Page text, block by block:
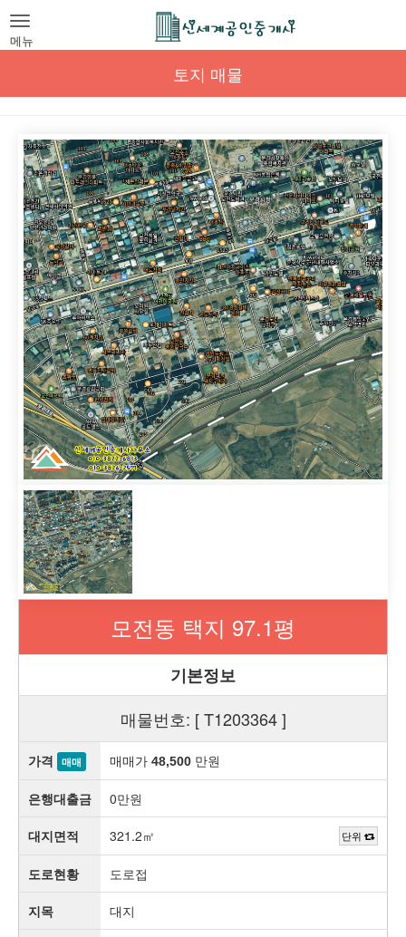
Toggle
navigation
메뉴
토지 매물
모전동 택지 97.1평
기본정보
매물번호: [ T1203364 ]
가격 매매 매매가 48,500 만원
은행대출금 0만원
대지면적 321.2㎡ 단위
도로현황 도로접
지목 대지